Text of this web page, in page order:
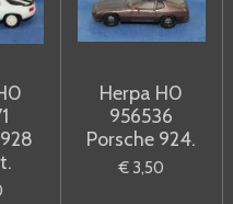
Herpa H0
956536
Porsche 924.
€ 3,50